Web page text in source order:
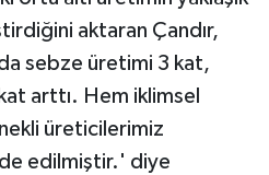
aktaran Çandır,
sebze üretimi 3 kat,
arttı. Hem iklimsel
üreticilerimiz
edilmiştir.' diye